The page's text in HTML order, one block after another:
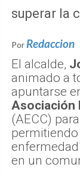
superar la
Por Redaccion
El alcalde,
animado a
apuntarse
Asociación
(AECC)
en un